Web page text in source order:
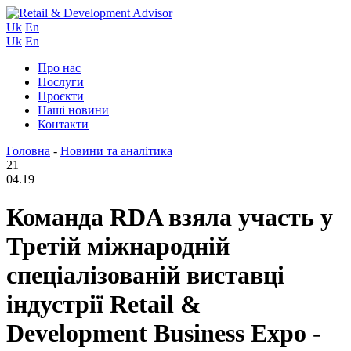
Uk En
Uk En
Про нас
Послуги
Проєкти
Наші новини
Контакти
Головна - Новини та аналітика
21
04.19
Команда RDA взяла участь у
Третій міжнародній
спеціалізованій виставці
індустрії Retail &
Development Business Expo -